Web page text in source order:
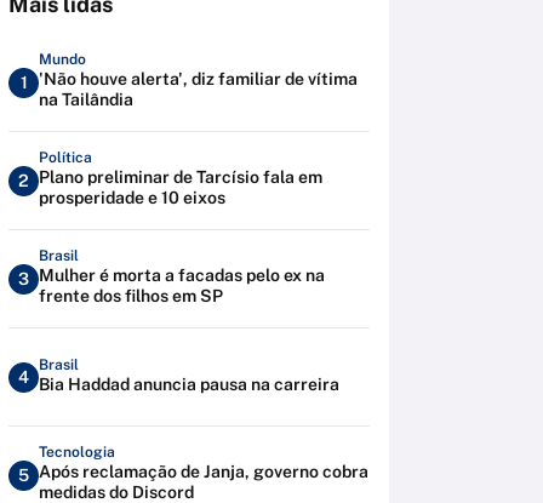
1
Mundo
'Não houve alerta', diz familiar de vítima
na Tailândia
2
Política
Plano preliminar de Tarcísio fala em
prosperidade e 10 eixos
3
Brasil
Mulher é morta a facadas pelo ex na
frente dos filhos em SP
4
Brasil
Bia Haddad anuncia pausa na carreira
5
Tecnologia
Após reclamação de Janja, governo cobra
medidas do Discord